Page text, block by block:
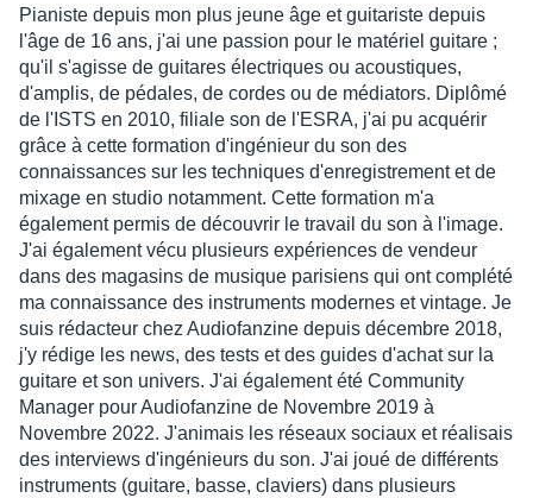
Pianiste depuis mon plus jeune âge et guitariste depuis
l'âge de 16 ans, j'ai une passion pour le matériel guitare ;
qu'il s'agisse de guitares électriques ou acoustiques,
d'amplis, de pédales, de cordes ou de médiators. Diplômé
de l'ISTS en 2010, filiale son de l'ESRA, j'ai pu acquérir
grâce à cette formation d'ingénieur du son des
connaissances sur les techniques d'enregistrement et de
mixage en studio notamment. Cette formation m'a
également permis de découvrir le travail du son à l'image.
J'ai également vécu plusieurs expériences de vendeur
dans des magasins de musique parisiens qui ont complété
ma connaissance des instruments modernes et vintage. Je
suis rédacteur chez Audiofanzine depuis décembre 2018,
j'y rédige les news, des tests et des guides d'achat sur la
guitare et son univers. J'ai également été Community
Manager pour Audiofanzine de Novembre 2019 à
Novembre 2022. J'animais les réseaux sociaux et réalisais
des interviews d'ingénieurs du son. J'ai joué de différents
instruments (guitare, basse, claviers) dans plusieurs